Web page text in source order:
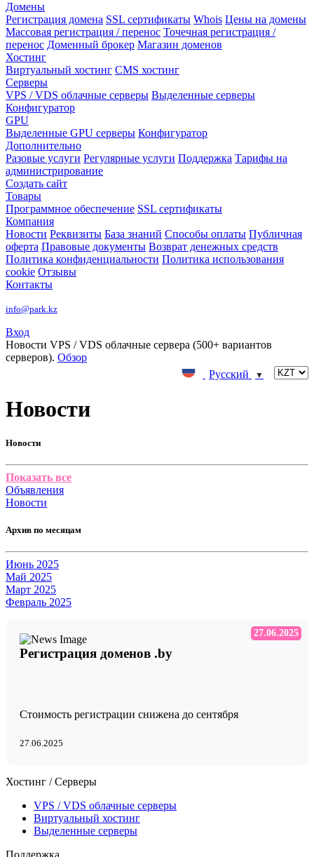
Домены
Регистрация домена SSL сертификаты Whois Цены на домены
Массовая регистрация / перенос Точечная регистрация /
перенос Доменный брокер Магазин доменов
Хостинг
Виртуальный хостинг CMS хостинг
Серверы
VPS / VDS облачные серверы Выделенные серверы
Конфигуратор
GPU
Выделенные GPU серверы Конфигуратор
Дополнительно
Разовые услуги Регулярные услуги Поддержка Тарифы на
администрирование
Создать сайт
Товары
Программное обеспечение SSL сертификаты
Компания
Новости Реквизиты База знаний Способы оплаты Публичная
оферта Правовые документы Возврат денежных средств
Политика конфиденциальности Политика использования
cookie Отзывы
Контакты
info@park.kz
Вход
Новости VPS / VDS облачные сервера (500+ вариантов
серверов). Обзор
Русский
▼
Новости
Новости
Показать все
Объявления
Новости
Архив по месяцам
Июнь 2025
Май 2025
Март 2025
Февраль 2025
Регистрация доменов .by
27.06.2025
Стоимость регистрации снижена до сентября
27.06.2025
Хостинг / Серверы
VPS / VDS облачные серверы
Виртуальный хостинг
Выделенные серверы